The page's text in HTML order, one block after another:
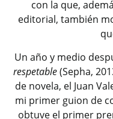
con la que,
editorial, también
Un año y medio
respetable(Sepha,
de novela, el Juan
mi primer guion de
obtuve el primer